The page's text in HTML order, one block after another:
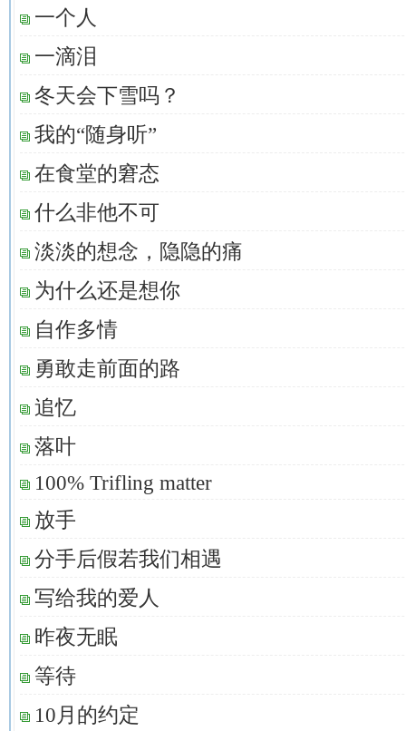
一个人
一滴泪
冬天会下雪吗？
我的“随身听”
在食堂的窘态
什么非他不可
淡淡的想念，隐隐的痛
为什么还是想你
自作多情
勇敢走前面的路
追忆
落叶
100% Trifling matter
放手
分手后假若我们相遇
写给我的爱人
昨夜无眠
等待
10月的约定